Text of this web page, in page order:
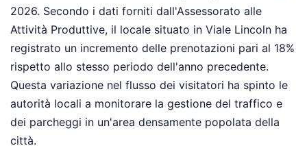
2026. Secondo i dati forniti dall'Assessorato alle
Attività Produttive, il locale situato in Viale Lincoln ha
registrato un incremento delle prenotazioni pari al 18%
rispetto allo stesso periodo dell'anno precedente.
Questa variazione nel flusso dei visitatori ha spinto le
autorità locali a monitorare la gestione del traffico e
dei parcheggi in un'area densamente popolata della
città.